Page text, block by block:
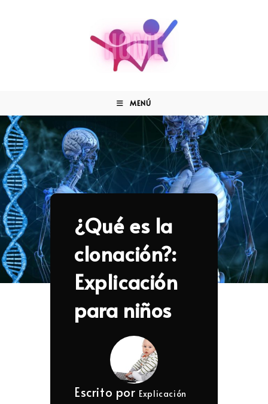
MENÚ
¿Qué es la
clonación?:
Explicación
para niños
Escrito por Explicación